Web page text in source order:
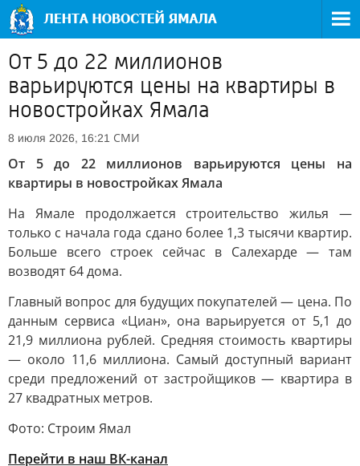
От 5 до 22 миллионов
варьируются цены на квартиры в
новостройках Ямала
8 июля 2026, 16:21 СМИ
От 5 до 22 миллионов варьируются цены на
квартиры в новостройках Ямала
На Ямале продолжается строительство жилья —
только с начала года сдано более 1,3 тысячи квартир.
Больше всего строек сейчас в Салехарде — там
возводят 64 дома.
Главный вопрос для будущих покупателей — цена. По
данным сервиса «Циан», она варьируется от 5,1 до
21,9 миллиона рублей. Средняя стоимость квартиры
— около 11,6 миллиона. Самый доступный вариант
среди предложений от застройщиков — квартира в
27 квадратных метров.
Фото: Строим Ямал
Перейти в наш ВК-канал